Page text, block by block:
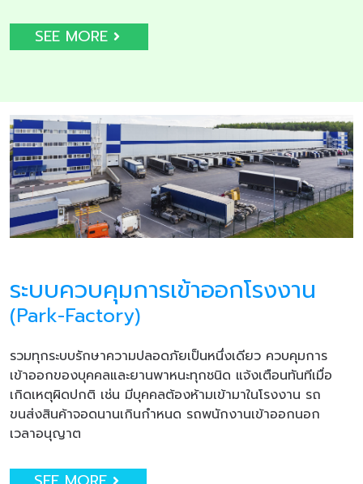
SEE MORE
ระบบควบคุมการเข้าออกโรงงาน
(Park-Factory)
รวมทุกระบบรักษาความปลอดภัยเป็นหนึ่งเดียว ควบคุมการ
เข้าออกของบุคคลและยานพาหนะทุกชนิด แจ้งเตือนทันทีเมื่อ
เกิดเหตุผิดปกติ เช่น มีบุคคลต้องห้ามเข้ามาในโรงงาน รถ
ขนส่งสินค้าจอดนานเกินกำหนด รถพนักงานเข้าออกนอก
เวลาอนุญาต